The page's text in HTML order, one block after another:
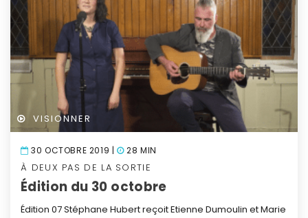
VISIONNER
30 OCTOBRE 2019 | 28 MIN
À DEUX PAS DE LA SORTIE
Édition du 30 octobre
Édition 07Stéphane Hubert reçoit Etienne Dumoulin et Marie